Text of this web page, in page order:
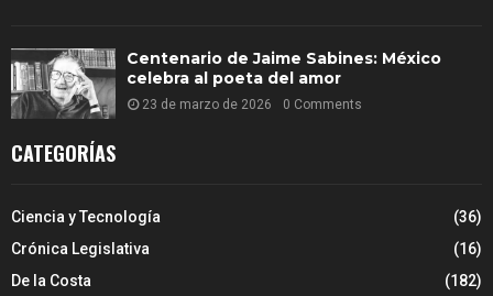
Centenario de Jaime Sabines: México
celebra al poeta del amor
23 de marzo de 2026 0 Comments
CATEGORÍAS
Ciencia y Tecnología
(36)
Crónica Legislativa
(16)
De la Costa
(182)